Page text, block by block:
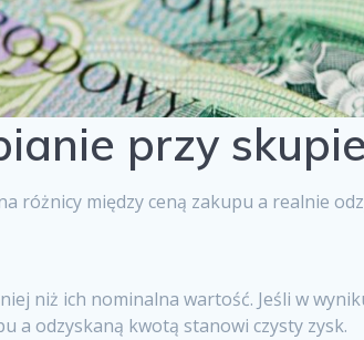
przy
różnicy między ceną zakupu a realnie
niż ich nominalna wartość. Jeśli w
a odzyskaną kwotą stanowi czysty zysk.